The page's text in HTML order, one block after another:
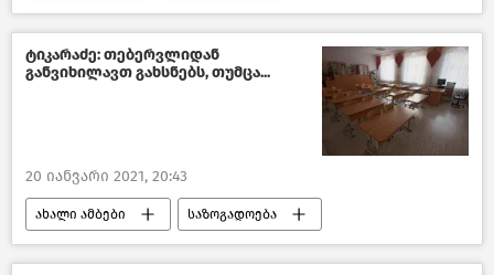
ავტორები
ტიკარაძე: თებერვლიდან
განვიხილავთ გახსნებს, თუმცა...
20 იანვარი 2021, 20:43
ახალი ამბები საზოგადოება
საქართველო